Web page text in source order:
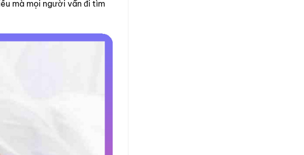
mà mọi người vẫn đi tìm